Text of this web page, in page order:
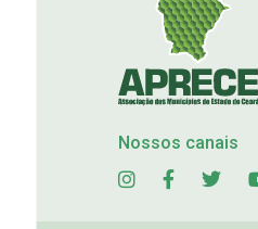
Nossos canais